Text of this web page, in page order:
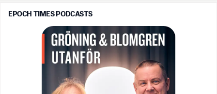
EPOCH TIMES PODCASTS